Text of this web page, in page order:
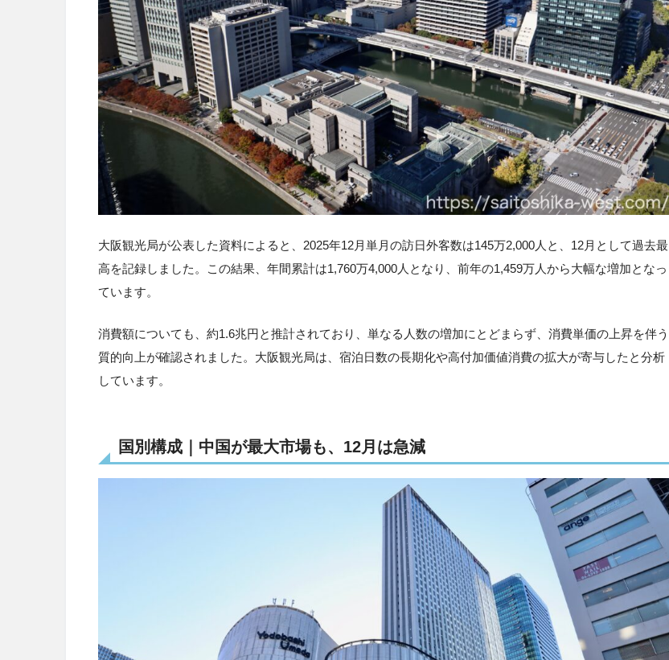
大阪観光局が公表した資料によると、2025年12月単月の訪日外客数は145万2,000人と、12月として過去最
高を記録しました。この結果、年間累計は1,760万4,000人となり、前年の1,459万人から大幅な増加となっ
ています。
消費額についても、約1.6兆円と推計されており、単なる人数の増加にとどまらず、消費単価の上昇を伴う
質的向上が確認されました。大阪観光局は、宿泊日数の長期化や高付加価値消費の拡大が寄与したと分析
しています。
国別構成｜中国が最大市場も、12月は急減